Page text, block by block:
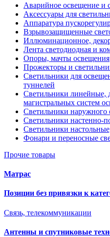
Аварийное освещение и
Аксессуары для
Аппаратура
Взрывозащищенные
Иллюминационное,
Лента светодиодная и
Опоры, мачты освещения
Прожекторы и
Светильники для
туннелей
Светильники линейные,
магистральных систем
Светильники наружного
Светильники настенно-
Светильники
Фонари и переносные
Прочие товары
Матрас
Позиции без привязки к
Связь, телекоммуникации
Антенны и спутниковые